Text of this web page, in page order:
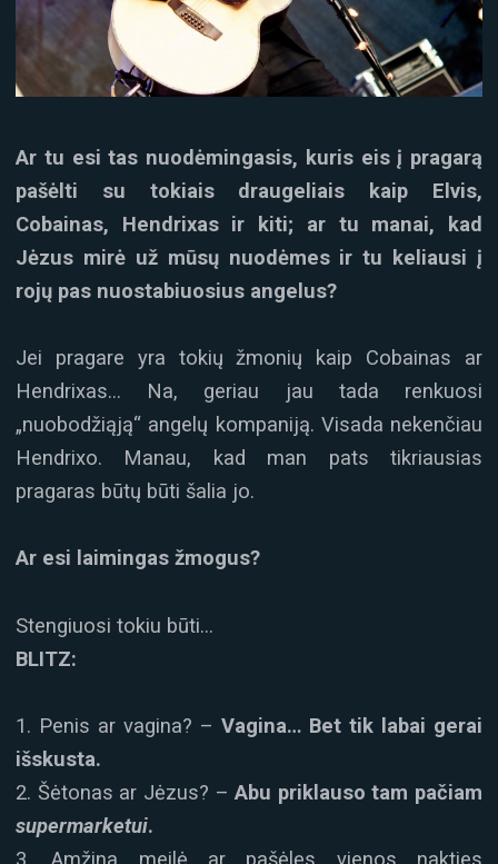
Ar tu esi tas nuodėmingasis, kuris eis į pragarą
pašėlti su tokiais draugeliais kaip Elvis,
Cobainas, Hendrixas ir kiti; ar tu manai, kad
Jėzus mirė už mūsų nuodėmes ir tu keliausi į
rojų pas nuostabiuosius angelus?
Jei pragare yra tokių žmonių kaip Cobainas ar
Hendrixas… Na, geriau jau tada renkuosi
„nuobodžiąją“ angelų kompaniją. Visada nekenčiau
Hendrixo. Manau, kad man pats tikriausias
pragaras būtų būti šalia jo.
Ar esi laimingas žmogus?
Stengiuosi tokiu būti…
BLITZ:
1. Penis ar vagina? – Vagina… Bet tik labai gerai
išskusta.
2. Šėtonas ar Jėzus? –Abu priklauso tam pačiam
supermarketui.
3. Amžina meilė ar pašėlęs vienos nakties